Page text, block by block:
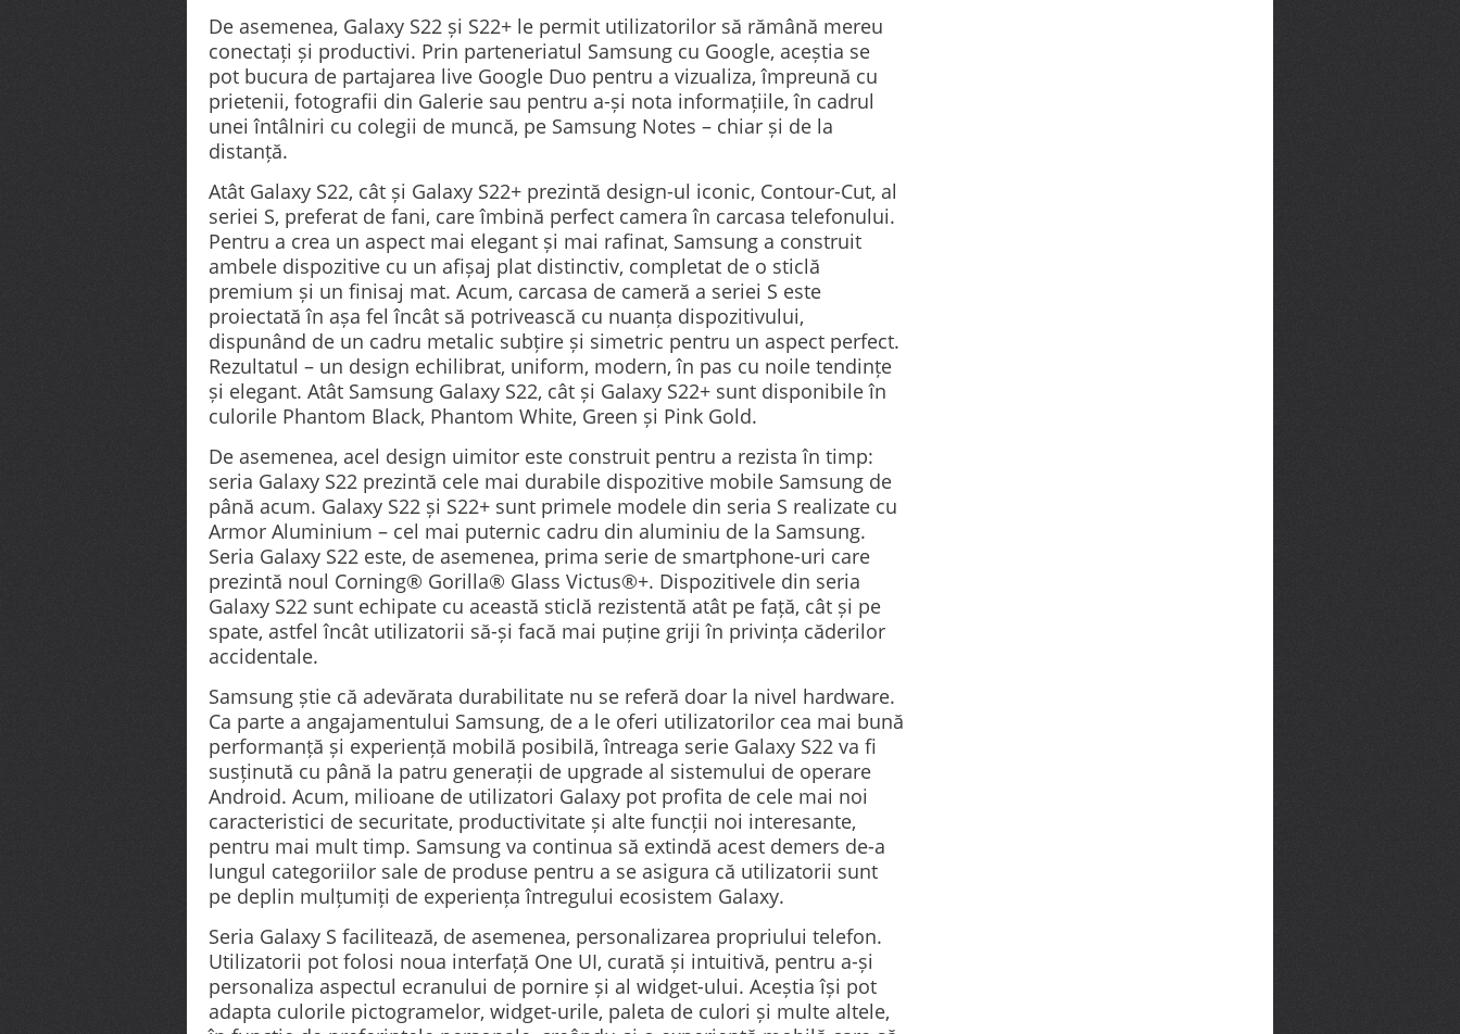
De asemenea, Galaxy S22 și S22+ le permit utilizatorilor să rămână mereu
conectați și productivi. Prin parteneriatul Samsung cu Google, aceștia se
pot bucura de partajarea live Google Duo pentru a vizualiza, împreună cu
prietenii, fotografii din Galerie sau pentru a-și nota informațiile, în cadrul
unei întâlniri cu colegii de muncă, pe Samsung Notes – chiar și de la
distanță.
Atât Galaxy S22, cât și Galaxy S22+ prezintă design-ul iconic, Contour-Cut, al
seriei S, preferat de fani, care îmbină perfect camera în carcasa telefonului.
Pentru a crea un aspect mai elegant și mai rafinat, Samsung a construit
ambele dispozitive cu un afișaj plat distinctiv, completat de o sticlă
premium și un finisaj mat. Acum, carcasa de cameră a seriei S este
proiectată în așa fel încât să potrivească cu nuanța dispozitivului,
dispunând de un cadru metalic subțire și simetric pentru un aspect perfect.
Rezultatul – un design echilibrat, uniform, modern, în pas cu noile tendințe
și elegant. Atât Samsung Galaxy S22, cât și Galaxy S22+ sunt disponibile în
culorile Phantom Black, Phantom White, Green și Pink Gold.
De asemenea, acel design uimitor este construit pentru a rezista în timp:
seria Galaxy S22 prezintă cele mai durabile dispozitive mobile Samsung de
până acum. Galaxy S22 și S22+ sunt primele modele din seria S realizate cu
Armor Aluminium – cel mai puternic cadru din aluminiu de la Samsung.
Seria Galaxy S22 este, de asemenea, prima serie de smartphone-uri care
prezintă noul Corning® Gorilla® Glass Victus®+. Dispozitivele din seria
Galaxy S22 sunt echipate cu această sticlă rezistentă atât pe față, cât și pe
spate, astfel încât utilizatorii să-și facă mai puține griji în privința căderilor
accidentale.
Samsung știe că adevărata durabilitate nu se referă doar la nivel hardware.
Ca parte a angajamentului Samsung, de a le oferi utilizatorilor cea mai bună
performanță și experiență mobilă posibilă, întreaga serie Galaxy S22 va fi
susținută cu până la patru generații de upgrade al sistemului de operare
Android. Acum, milioane de utilizatori Galaxy pot profita de cele mai noi
caracteristici de securitate, productivitate și alte funcții noi interesante,
pentru mai mult timp. Samsung va continua să extindă acest demers de-a
lungul categoriilor sale de produse pentru a se asigura că utilizatorii sunt
pe deplin mulțumiți de experiența întregului ecosistem Galaxy.
Seria Galaxy S facilitează, de asemenea, personalizarea propriului telefon.
Utilizatorii pot folosi noua interfață One UI, curată și intuitivă, pentru a-și
personaliza aspectul ecranului de pornire și al widget-ului. Aceștia își pot
adapta culorile pictogramelor, widget-urile, paleta de culori și multe altele,